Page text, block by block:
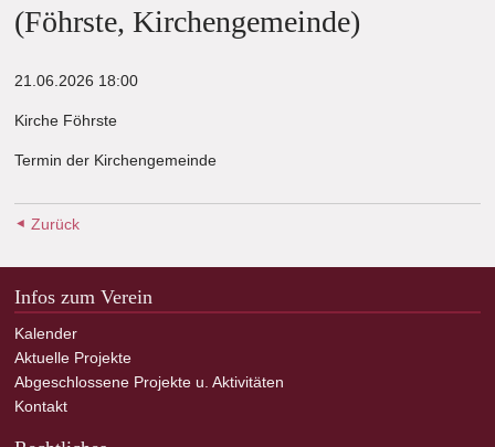
(Föhrste, Kirchengemeinde)
21.06.2026 18:00
Kirche Föhrste
Termin der Kirchengemeinde
Zurück
Infos zum Verein
Kalender
Aktuelle Projekte
Abgeschlossene Projekte u. Aktivitäten
Kontakt